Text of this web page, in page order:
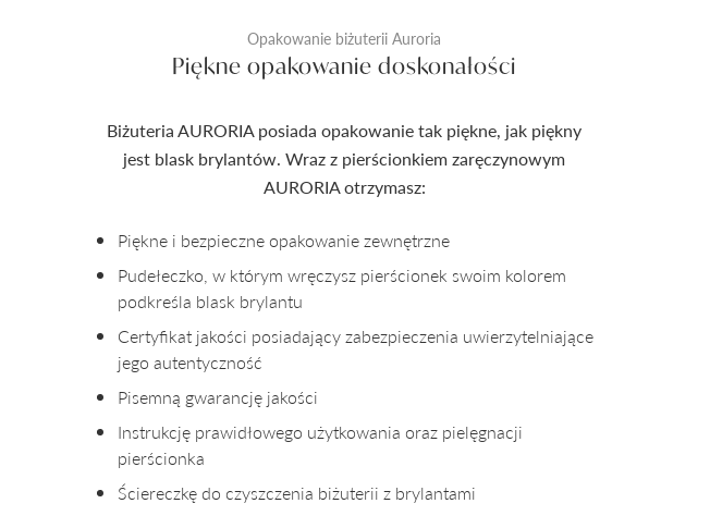
Opakowanie biżuterii Auroria
Piękne opakowanie doskonałości
Biżuteria AURORIA posiada opakowanie tak piękne, jak piękny
jest blask brylantów. Wraz z pierścionkiem zaręczynowym
AURORIA otrzymasz:
Piękne i bezpieczne opakowanie zewnętrzne
Pudełeczko, w którym wręczysz pierścionek swoim kolorem
podkreśla blask brylantu
Certyfikat jakości posiadający zabezpieczenia uwierzytelniające
jego autentyczność
Pisemną gwarancję jakości
Instrukcję prawidłowego użytkowania oraz pielęgnacji
pierścionka
Ściereczkę do czyszczenia biżuterii z brylantami